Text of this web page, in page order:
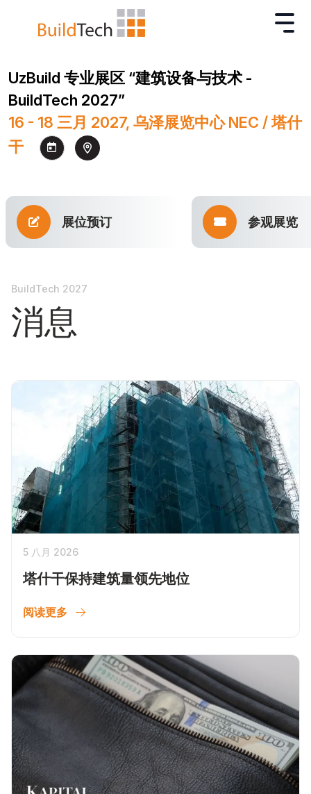
UzBuild 专业展区 “建筑设备与技术 -
BuildTech 2027”
16 - 18 三月 2027, 乌泽展览中心 NEC / 塔什
干
展位预订 参观展览
BuildTech 2027
消息
5 八月 2026
塔什干保持建筑量领先地位
阅读更多